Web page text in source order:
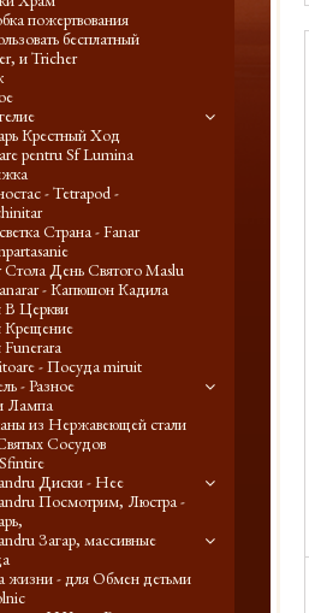
пожертвования
бесплатный
и Tricher
Крестный Ход
pentru Sf Lumina
- Tetrapod -
Страна - Fanar
День Святого Maslu
- Капюшон Кадила
В Церкви
Крещение
- Посуда miruit
- Разное
Лампа
из Нержавеющей стали
Сосудов
Диски - Нее
Посмотрим, Люстра -
Загар, массивные
жизни - для Обмен детьми